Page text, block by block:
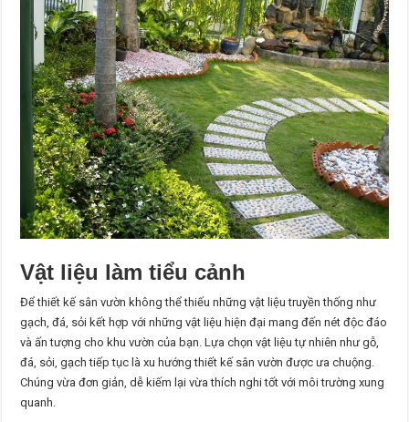
Vật liệu làm tiểu cảnh
Để thiết kế sân vườn không thể thiếu những vật liệu truyền thống như
gạch, đá, sỏi kết hợp với những vật liệu hiện đại mang đến nét độc đáo
và ấn tượng cho khu vườn của bạn. Lựa chọn vật liệu tự nhiên như gỗ,
đá, sỏi, gạch tiếp tục là xu hướng thiết kế sân vườn được ưa chuộng.
Chúng vừa đơn giản, dễ kiếm lại vừa thích nghi tốt với môi trường xung
quanh.